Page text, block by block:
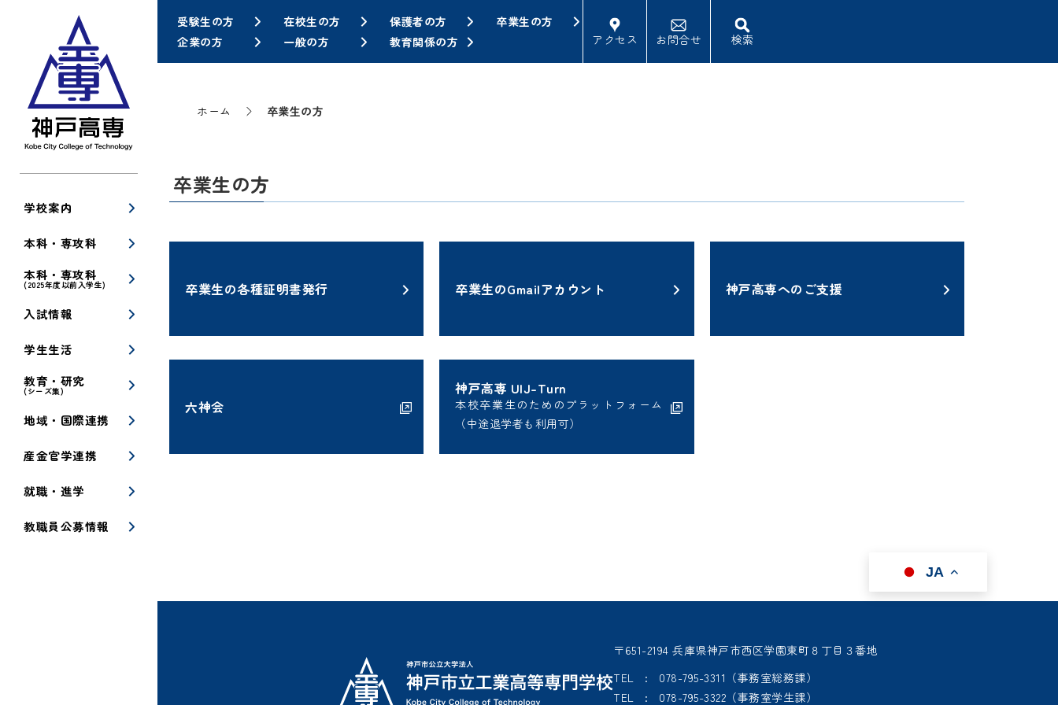
学校案内
本科・専攻科
本科・専攻科
(2025年度以前入学生)
入試情報
学生生活
教育・研究
(シーズ集)
地域・国際連携
産金官学連携
就職・進学
教職員公募情報
受験生の方 在校生の方 保護者の方
卒業生の方
企業の方
一般の方 教育関係の方 アクセス お問合せ 検索
ホーム 卒業生の方
卒業生の方
卒業生の各種証明書発行 卒業生のGmailアカウント
について
神戸高専へのご支援
六神会
神戸高専 UIJ-Turn
本校卒業生のためのプラットフォーム
（中途退学者も利用可）
JA
〒651-2194 兵庫県神戸市西区学園東町８丁目３番地
TEL : 078-795-3311（事務室総務課）
TEL : 078-795-3322（事務室学生課）